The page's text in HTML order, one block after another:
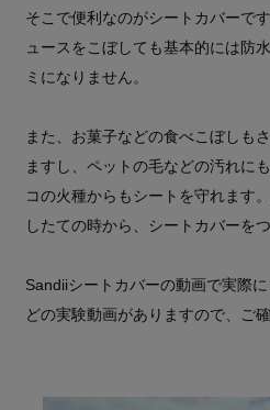
そこで便利なのがシートカバーで
ュースをこぼしても基本的には防
ミになりません。
また、お菓子などの食べこぼしも
ますし、ペットの毛などの汚れに
コの火種からもシートを守れます
したての時から、シートカバーを
Sandiiシートカバーの動画で実際
どの実験動画がありますので、ご